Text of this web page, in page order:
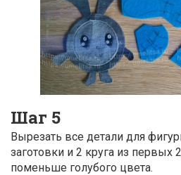
Шаг 5
Вырезать все детали для
заготовки и 2 круга из первых
поменьше голубого цвета.